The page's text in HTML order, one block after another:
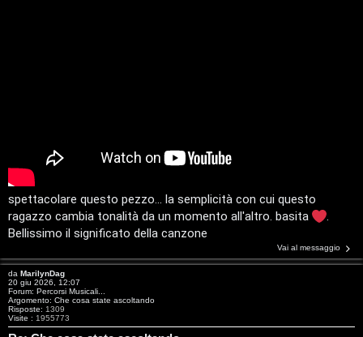
g
o
m
e
n
t
spettacolare questo pezzo... la semplicità con cui questo
ragazzo cambia tonalità da un momento all'altro. basita
.
Bellissimo il significato della canzone
Vai al messaggio
da MarilynDag
20 giu 2026, 12:07
Forum: Percorsi Musicali...
Argomento: Che cosa state ascoltando
Risposte: 1309
Visite : 1955773
n
T
o
u
r
M